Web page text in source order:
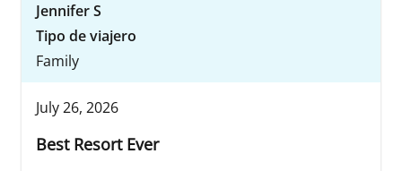
Jennifer S
Tipo de viajero
Family
July 26, 2026
Best Resort Ever